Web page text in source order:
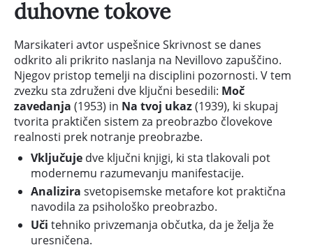
duhovne tokove
Marsikateri avtor uspešnice Skrivnost se danes
odkrito ali prikrito naslanja na Nevillovo zapuščino.
Njegov pristop temelji na disciplini pozornosti. V tem
zvezku sta združeni dve ključni besedili: Moč
zavedanja (1953) in Na tvoj ukaz(1939), ki skupaj
tvorita praktičen sistem za preobrazbo človekove
realnosti prek notranje preobrazbe.
Vključuje dve ključni knjigi, ki sta tlakovali pot
modernemu razumevanju manifestacije.
Analizira svetopisemske metafore kot praktična
navodila za psihološko preobrazbo.
Uči tehniko privzemanja občutka, da je želja že
uresničena.